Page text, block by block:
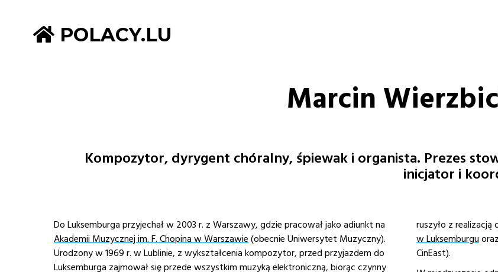
POLACY.LU
Marcin
Kompozytor, dyrygent chóralny, śpiewak i organista. Prezes
inicjator i
Do Luksemburga przyjechał w 2003 r. z Warszawy, gdzie pracował jako adiunkt na
Akademii Muzycznej im. F. Chopina w Warszawie(obecnie Uniwersytet Muzyczny).
Urodzony w 1969 r. w Lublinie, z wykształcenia kompozytor, przed przyjazdem do
Luksemburga zajmował się przede wszystkim muzyką elektroniczną, biorąc czynny
ruszyło z
w Luksemburgu
CinEast).